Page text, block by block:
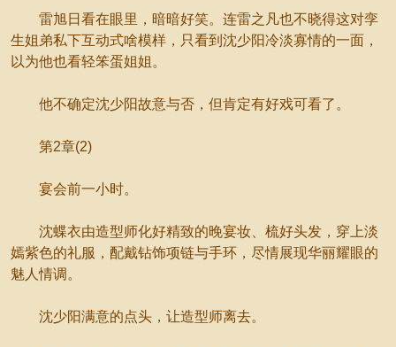
雷旭日看在眼里，暗暗好笑。连雷之凡也不晓得这对孪
生姐弟私下互动式啥模样，只看到沈少阳冷淡寡情的一面，
以为他也看轻笨蛋姐姐。
他不确定沈少阳故意与否，但肯定有好戏可看了。
第2章(2)
宴会前一小时。
沈蝶衣由造型师化好精致的晚宴妆、梳好头发，穿上淡
嫣紫色的礼服，配戴钻饰项链与手环，尽情展现华丽耀眼的
魅人情调。
沈少阳满意的点头，让造型师离去。